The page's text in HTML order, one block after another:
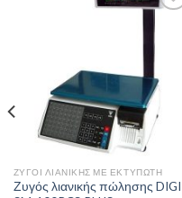
Add to
ΖΥΓΟΊ ΛΙΑΝΙΚΉΣ ΜΕ ΕΚΤΥΠΩΤΉ
Ζυγός λιανικής πώλησης DIGI